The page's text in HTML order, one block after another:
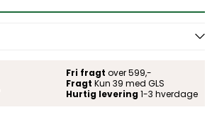
Fri fragt over 599,-
Fragt Kun 39 med GLS
Hurtig levering 1-3 hverdage